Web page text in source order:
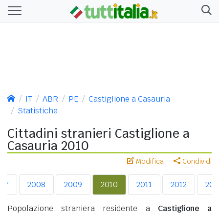
IT ABR PE
Castiglione a Casauria
Statistiche
Cittadini stranieri Castiglione a
Casauria 2010
Modifica Condividi
2008 2009 2010 2011 2012
Popolazione straniera residente a Castiglione a